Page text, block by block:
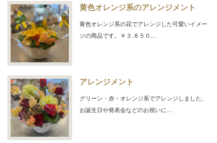
黄色オレンジ系のアレンジメント
黄色オレンジ系の花でアレンジした可愛いイメー
ジの商品です。￥３,８５０…
アレンジメント
グリーン・赤・オレンジ系でアレンジしました。
お誕生日や発表会などのお祝いに…